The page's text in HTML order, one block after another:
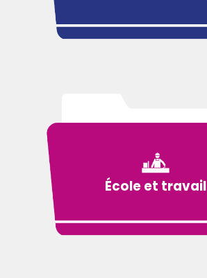
École et travail